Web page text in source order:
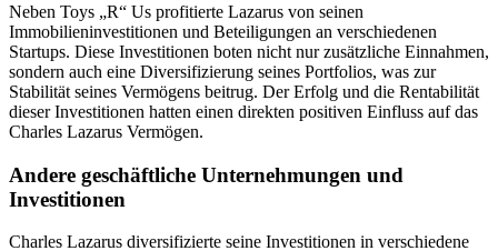
Neben Toys „R“ Us profitierte Lazarus von seinen
Immobilieninvestitionen und Beteiligungen an verschiedenen
Startups. Diese Investitionen boten nicht nur zusätzliche Einnahmen,
sondern auch eine Diversifizierung seines Portfolios, was zur
Stabilität seines Vermögens beitrug. Der Erfolg und die Rentabilität
dieser Investitionen hatten einen direkten positiven Einfluss auf das
Charles Lazarus Vermögen.
Andere geschäftliche Unternehmungen und
Investitionen
Charles Lazarus diversifizierte seine Investitionen in verschiedene